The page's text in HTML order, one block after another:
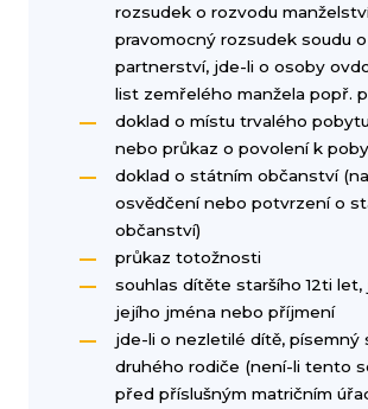
rozsudek o rozvodu
pravomocný rozsudek soudu
partnerství, jde-li o osoby
list zemřelého manžela popř.
doklad o místu trvalého
nebo průkaz o povolení k
doklad o státním občanství
osvědčení nebo potvrzení o
občanství)
průkaz totožnosti
souhlas dítěte staršího 12ti let,
jejího jména nebo příjmení
jde-li o nezletilé dítě, písemný
druhého rodiče (není-li tento
před příslušným matričním